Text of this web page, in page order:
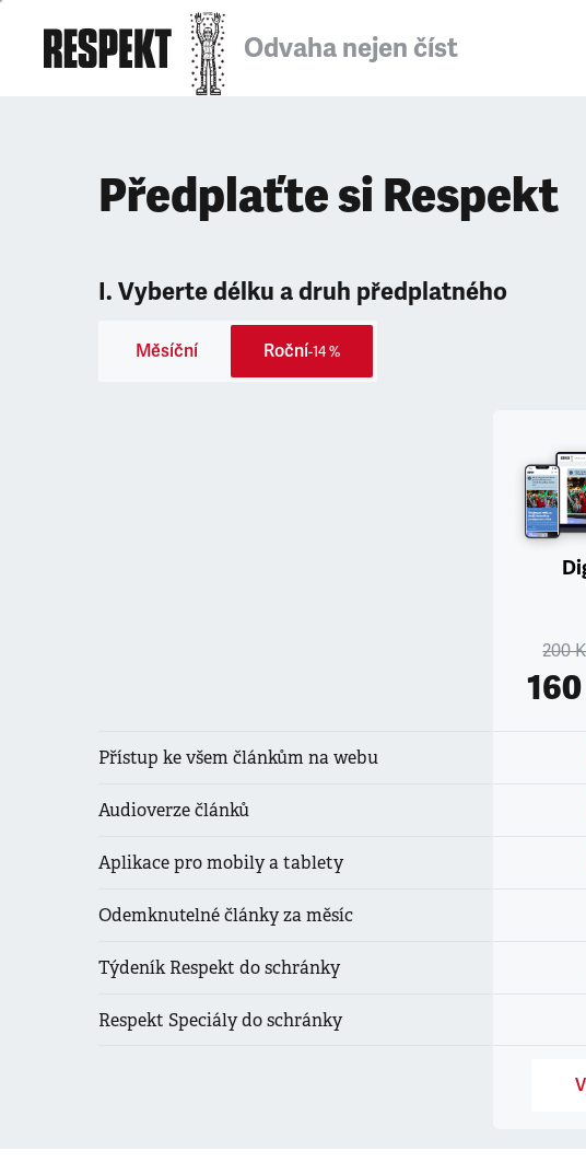
Odvaha nejen číst
Předplaťte si Respekt
I. Vyberte délku a druh předplatného
Měsíční Roční-14 %
Přístup ke všem článkům na webu
Audioverze článků
Aplikace pro mobily a tablety
Odemknutelné články za měsíc
Týdeník Respekt do schránky
Respekt Speciály do schránky
200
160